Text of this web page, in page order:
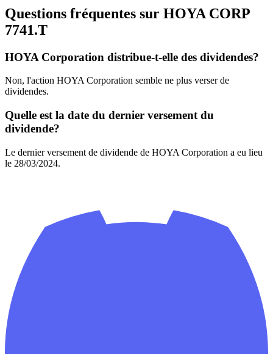
Questions fréquentes sur HOYA CORP
7741.T
HOYA Corporation distribue-t-elle des dividendes?
Non, l'action HOYA Corporation semble ne plus verser de
dividendes.
Quelle est la date du dernier versement du
dividende?
Le dernier versement de dividende de HOYA Corporation a eu lieu
le 28/03/2024.